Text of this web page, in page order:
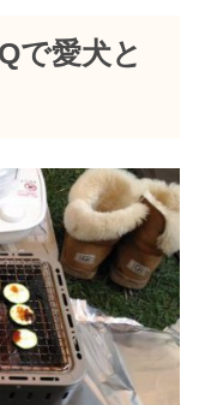
で愛犬と